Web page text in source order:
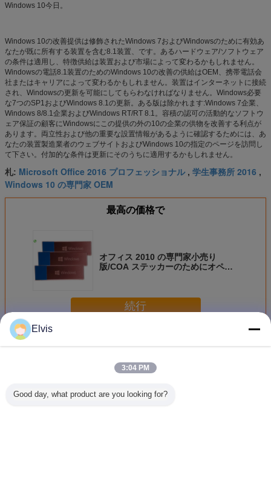
Windows 10今日。
Windows 10の改善提供は修飾されたWindows 7およびWindowsのために有効あ
なたが既に所有する装置を含む8.1装置、です。あるハードウェア/ソフトウェア
の条件は適用し、特徴供給は装置および市場によって変わるかもしれません。
Windowsの電話8.1装置のためのWindows 10の改善の供給はOEM、携帯電話会
社またはキャリアによって変わるかもしれません。装置はインターネットに接続
され、Windowsの更新を可能にしてもらわなければなりません。Windows必要
な7つのSP1およびWindows 8.1の更新。ある版は除かれます:Windows 7企業、
Windows 8/8.1企業およびWindows RT/RT 8.1。容積の認可の活動的なソフトウ
ェア保証の顧客にWindowsにこの提供の外の10の企業の供物を改善する利点が
あります。両立性および他の重要な設置情報があるように確認するためには、あ
なたの装置製造業者のウェブサイトおよびWindows 10の指定のページを訪問し
て下さい。付加的な条件は更新にそのうちに適用するかもしれません。
札: Microsoft Office 2016 プロフェッショナル, 学生事務所 2016 ,
Windows 10 の専門家 OEM
最高の価格で
オフィス 2010 の専門家小売り
版/COA ステッカーのためにオペレ
続行
多くその他のソフトウェア
Elvis
3:04 PM
Good day, what product are you looking for?